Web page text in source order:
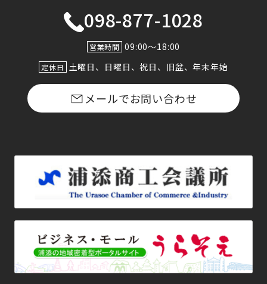
098-877-1028
営業時間 09:00〜18:00
定休日 土曜日、日曜日、祝日、旧盆、年末年始
メールでお問い合わせ